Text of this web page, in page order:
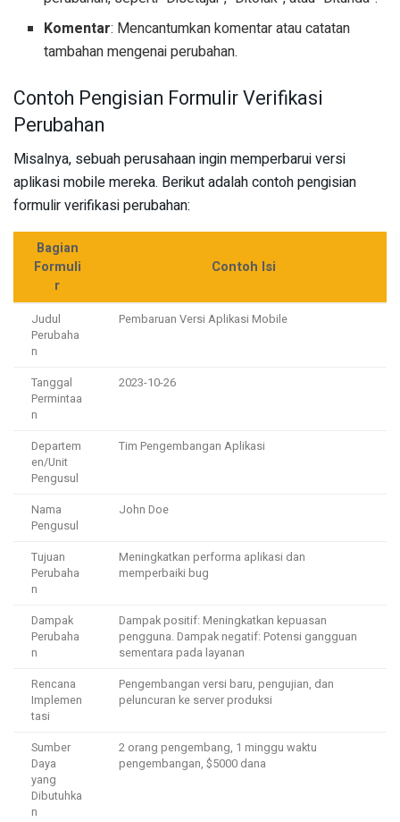
Komentar: Mencantumkan komentar atau catatan
tambahan mengenai perubahan.
Contoh Pengisian Formulir Verifikasi
Perubahan
Misalnya, sebuah perusahaan ingin memperbarui versi
aplikasi mobile mereka. Berikut adalah contoh pengisian
formulir verifikasi perubahan:
Bagian
Formuli
r
Contoh Isi
Judul
Perubaha
n
Pembaruan Versi Aplikasi Mobile
Tanggal
Permintaa
n
2023-10-26
Departem
en/Unit
Pengusul
Tim Pengembangan Aplikasi
Nama
Pengusul
John Doe
Tujuan
Perubaha
n
Meningkatkan performa aplikasi dan
memperbaiki bug
Dampak
Perubaha
n
Dampak positif: Meningkatkan kepuasan
pengguna. Dampak negatif: Potensi gangguan
sementara pada layanan
Rencana
Implemen
tasi
Pengembangan versi baru, pengujian, dan
peluncuran ke server produksi
Sumber
Daya
yang
Dibutuhka
n
2 orang pengembang, 1 minggu waktu
pengembangan, $5000 dana